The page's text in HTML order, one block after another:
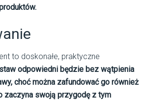
to doskonałe, praktyczne
odpowiedni będzie bez wątpienia
choć można zafundować go również
zaczyna swoją przygodę z tym